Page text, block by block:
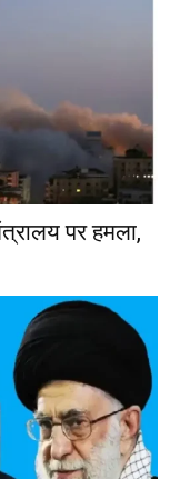
पर हमला,